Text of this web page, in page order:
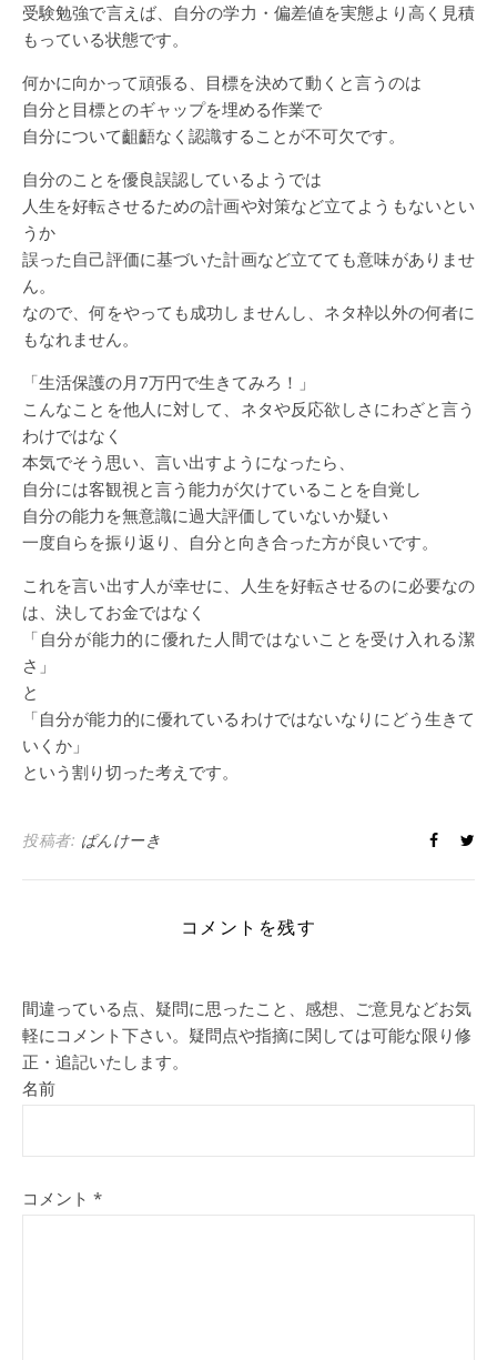
受験勉強で言えば、自分の学力・偏差値を実態より高く見積
もっている状態です。
何かに向かって頑張る、目標を決めて動くと言うのは
自分と目標とのギャップを埋める作業で
自分について齟齬なく認識することが不可欠です。
自分のことを優良誤認しているようでは
人生を好転させるための計画や対策など立てようもないとい
うか
誤った自己評価に基づいた計画など立てても意味がありませ
ん。
なので、何をやっても成功しませんし、ネタ枠以外の何者に
もなれません。
「生活保護の月7万円で生きてみろ！」
こんなことを他人に対して、ネタや反応欲しさにわざと言う
わけではなく
本気でそう思い、言い出すようになったら、
自分には客観視と言う能力が欠けていることを自覚し
自分の能力を無意識に過大評価していないか疑い
一度自らを振り返り、自分と向き合った方が良いです。
これを言い出す人が幸せに、人生を好転させるのに必要なの
は、決してお金ではなく
「自分が能力的に優れた人間ではないことを受け入れる潔
さ」
と
「自分が能力的に優れているわけではないなりにどう生きて
いくか」
という割り切った考えです。
投稿者: ぱんけーき
コメントを残す
間違っている点、疑問に思ったこと、感想、ご意見などお気
軽にコメント下さい。疑問点や指摘に関しては可能な限り修
正・追記いたします。
名前
コメント *